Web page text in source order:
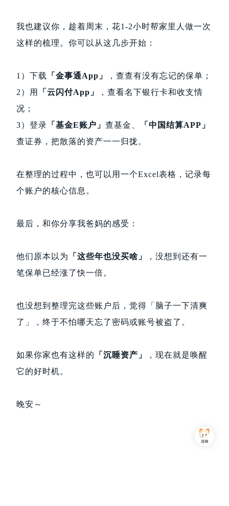
我也建议你，趁着周末，花1-2小时帮家里人做一次
这样的梳理。你可以从这几步开始：
1）下载 「金事通App」
，查查有没有忘记的保单；
2）用
「云闪付App」
，查看名下银行卡和收支情
况；
3）登录 「基金E账户」 查基金、
「中国结算APP」
查证券，把散落的资产一一归拢。
在整理的过程中，也可以用一个Excel表格，记录每
个账户的核心信息。
最后，和你分享我爸妈的感受：
他们原本以为 「这些年也没买啥」
，没想到还有一
笔保单已经涨了快一倍。
也没想到整理完这些账户后，觉得「脑子一下清爽
了」，终于不怕哪天忘了密码或账号被盗了。
如果你家也有这样的 「沉睡资产」
，现在就是唤醒
它的好时机。
晚安～